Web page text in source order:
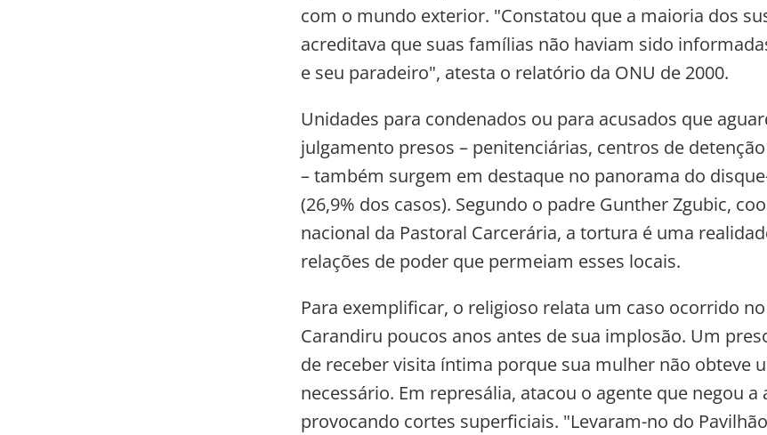
com o mundo exterior. "Constatou que a maioria dos
acreditava que suas famílias não haviam sido
e seu paradeiro", atesta o relatório da ONU de 2000.
Unidades para condenados ou para acusados que
julgamento presos – penitenciárias, centros de
– também surgem em destaque no panorama do
(26,9% dos casos). Segundo o padre Gunther Zgubic,
nacional da Pastoral Carcerária, a tortura é uma
relações de poder que permeiam esses locais.
Para exemplificar, o religioso relata um caso ocorrido
Carandiru poucos anos antes de sua implosão. Um
de receber visita íntima porque sua mulher não obteve
necessário. Em represália, atacou o agente que negou a
provocando cortes superficiais. "Levaram-no do